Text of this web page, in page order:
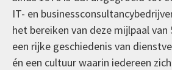
IT- en
het bereiken van deze mijlpaal van
een rijke geschiedenis van
én een cultuur waarin iedereen